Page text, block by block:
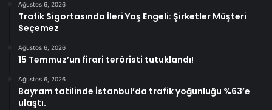
Ağustos 6, 2026
Trafik Sigortasında İleri Yaş Engeli: Şirketler Müşteri
Seçemez
Ağustos 6, 2026
15 Temmuz’un firari teröristi tutuklandı!
Ağustos 6, 2026
Bayram tatilinde İstanbul’da trafik yoğunluğu %63’e
ulaştı.